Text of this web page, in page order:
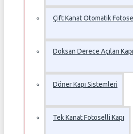
Çift Kanat Otomatik
Doksan Derece Açılan
Döner Kapı Sistemleri
Tek Kanat Fotoselli Kapı